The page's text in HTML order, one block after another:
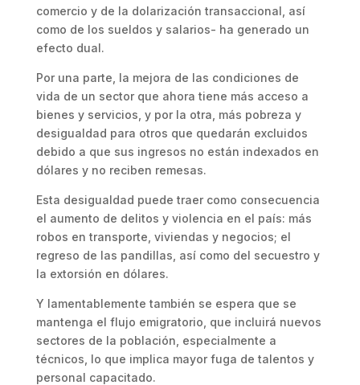
comercio y de la dolarización transaccional, así
como de los sueldos y salarios- ha generado un
efecto dual.
Por una parte, la mejora de las condiciones de
vida de un sector que ahora tiene más acceso a
bienes y servicios, y por la otra, más pobreza y
desigualdad para otros que quedarán excluidos
debido a que sus ingresos no están indexados en
dólares y no reciben remesas.
Esta desigualdad puede traer como consecuencia
el aumento de delitos y violencia en el país: más
robos en transporte, viviendas y negocios; el
regreso de las pandillas, así como del secuestro y
la extorsión en dólares.
Y lamentablemente también se espera que se
mantenga el flujo emigratorio, que incluirá nuevos
sectores de la población, especialmente a
técnicos, lo que implica mayor fuga de talentos y
personal capacitado.